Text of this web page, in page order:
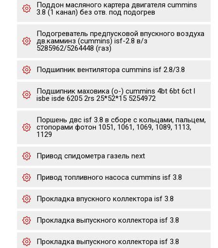
Поддон масляного картера двигателя cummins
3.8 (1 канал) без отв. под подогрев
Подогреватель предпусковой впускного воздуха
дв.камминз (cummins) isf-2.8 в/з
5285962/5264448 (газ)
Подшипник вентилятора cummins isf 2.8/3.8
Подшипник маховика (o-) cummins 4bt 6bt 6ct l
isbe isde 6205 2rs 25*52*15 5254972
Поршень двс isf 3.8 в сборе с кольцами, пальцем,
стопорами фотон 1051, 1061, 1069, 1089, 1113,
1129
Привод спидометра газель next
Привод топливного насоса cummins isf 3.8
Прокладка впускного коллектора isf 3.8
Прокладка выпускного коллектора isf 3.8
Прокладка выпускного коллектора isf 3.8